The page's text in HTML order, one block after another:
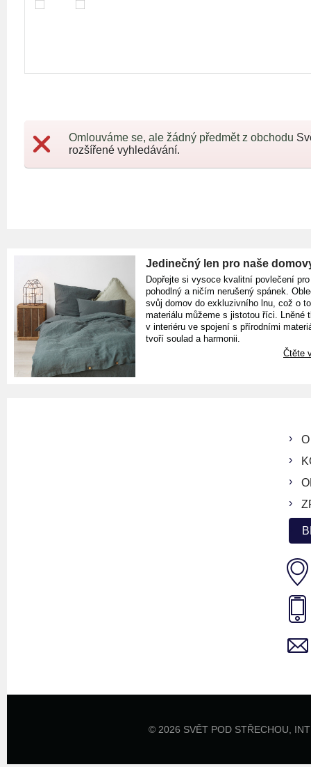
Omlouváme se, ale žádný předmět z obchodu
rozšířené vyhledávání.
Jedinečný len pro naše
Dopřejte si vysoce kvalitní povlečení pro
pohodlný a ničím nerušený spánek.
svůj domov do exkluzivního lnu, což o
materiálu můžeme s jistotou říci. Lněné
v interiéru ve spojení s přírodními
tvoří soulad a harmonii.
Čtěte
© 2026 SVĚT POD STŘECHOU,